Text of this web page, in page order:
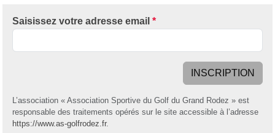
Saisissez votre adresse email *
INSCRIPTION
L’association « Association Sportive du Golf du Grand Rodez » est
responsable des traitements opérés sur le site accessible à l’adresse
https://www.as-golfrodez.fr.